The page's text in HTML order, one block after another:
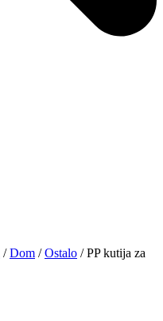
/Dom /Ostalo / PP kutija za